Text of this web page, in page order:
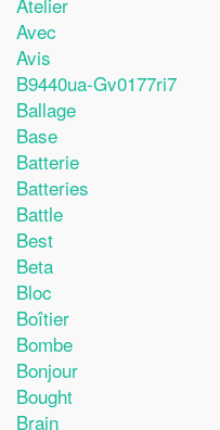
Avec
Avis
B9440ua-Gv0177ri7
Ballage
Base
Batterie
Batteries
Battle
Best
Beta
Bloc
Boîtier
Bombe
Bonjour
Bought
Brain